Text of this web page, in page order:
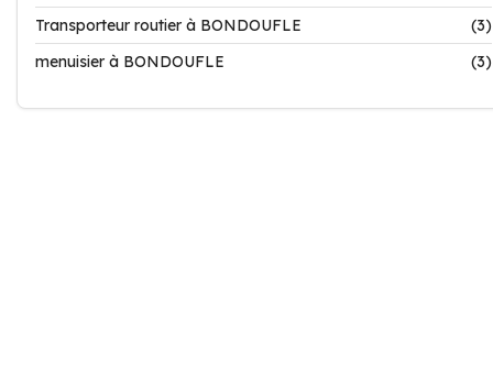
Transporteur routier à BONDOUFLE
(3)
menuisier à BONDOUFLE
(3)